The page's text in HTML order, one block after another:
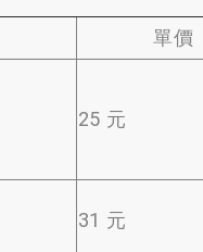
單價
25 元
31 元